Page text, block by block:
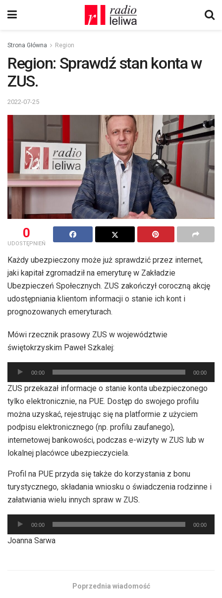
Strona Główna Region
Region: Sprawdź stan konta w
ZUS.
2022-07-25
0
UDOSTĘPNIEŃ
Każdy ubezpieczony może już sprawdzić przez internet,
jaki kapitał zgromadził na emeryturę w Zakładzie
Ubezpieczeń Społecznych. ZUS zakończył coroczną akcję
udostępniania klientom informacji o stanie ich kont i
prognozowanych emeryturach.
Mówi rzecznik prasowy ZUS w województwie
świętokrzyskim Paweł Szkalej:
Odtwarzacz
plików
dźwiękowych
00:00 00:00
ZUS przekazał informacje o stanie konta ubezpieczonego
tylko elektronicznie, na PUE. Dostęp do swojego profilu
można uzyskać, rejestrując się na platformie z użyciem
podpisu elektronicznego (np. profilu zaufanego),
internetowej bankowości, podczas e-wizyty w ZUS lub w
lokalnej placówce ubezpieczyciela.
Profil na PUE przyda się także do korzystania z bonu
turystycznego, składania wniosku o świadczenia rodzinne i
załatwiania wielu innych spraw w ZUS.
Odtwarzacz
plików
dźwiękowych
00:00 00:00
Joanna Sarwa
Poprzednia wiadomość